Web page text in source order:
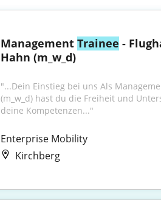
Management Trainee -
Hahn (m_w_d)
"...Dein Einstieg bei uns Als
(m_w_d) hast du die Freiheit und
deine Kompetenzen..."
Enterprise Mobility
Kirchberg